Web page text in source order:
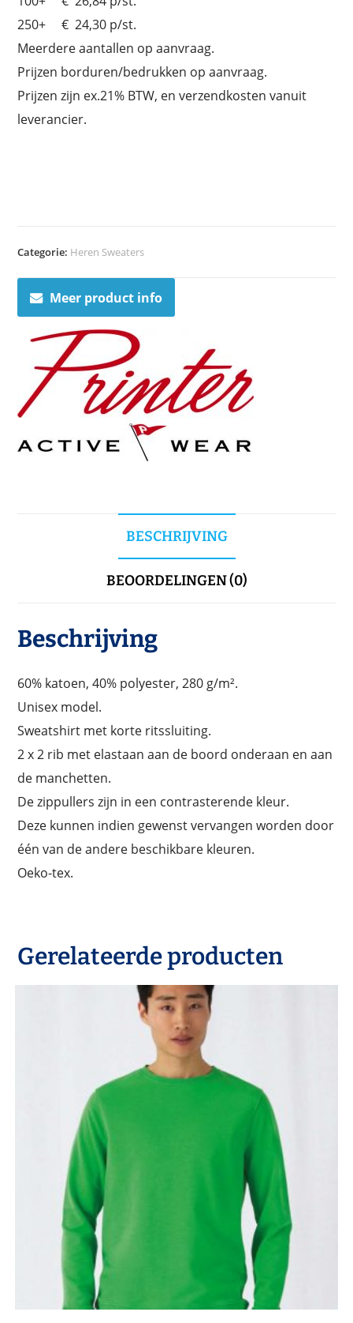
250+ € 24,30 p/st.
Meerdere aantallen op aanvraag.
Prijzen borduren/bedrukken op aanvraag.
Prijzen zijn ex.21% BTW, en verzendkosten vanuit
leverancier.
Categorie: Heren Sweaters
Meer product info
BESCHRIJVING
BEOORDELINGEN (0)
Beschrijving
60% katoen, 40% polyester, 280 g/m².
Unisex model.
Sweatshirt met korte ritssluiting.
2 x 2 rib met elastaan aan de boord onderaan en aan
de manchetten.
De zippullers zijn in een contrasterende kleur.
Deze kunnen indien gewenst vervangen worden door
één van de andere beschikbare kleuren.
Oeko-tex.
Gerelateerde producten